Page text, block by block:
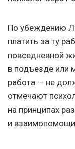
По убеждению
платить за ту
повседневной
в подъезде
работа — не
отмечают
на принципах
и